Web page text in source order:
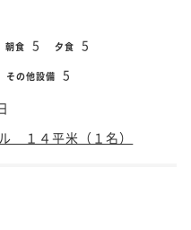
朝食 5 夕食 5
その他設備 5
１４平米（１名）